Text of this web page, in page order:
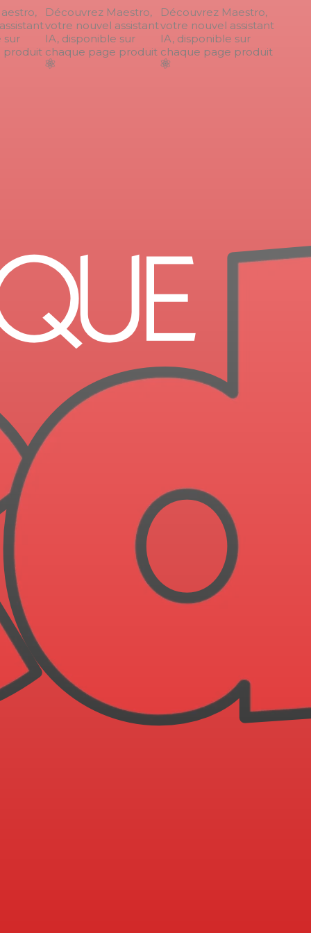
Découvrez Maestro,
votre nouvel assistant
IA, disponible sur
chaque page produit
Découvrez Maestro,
votre nouvel assistant
IA, disponible sur
chaque page produit